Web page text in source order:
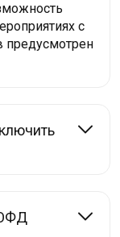
с
предусмотрен